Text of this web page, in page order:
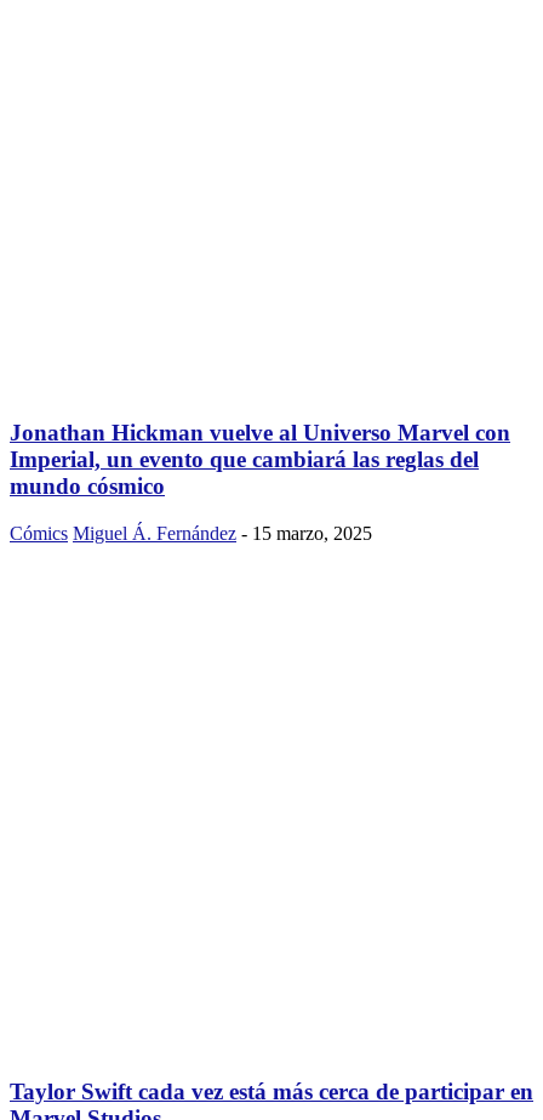
Jonathan Hickman vuelve al Universo Marvel con
Imperial, un evento que cambiará las reglas del
mundo cósmico
Cómics Miguel Á. Fernández - 15 marzo, 2025
Taylor Swift cada vez está más cerca de participar en